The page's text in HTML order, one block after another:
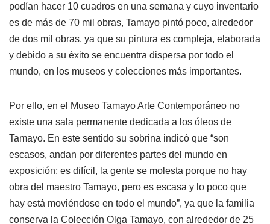
podían hacer 10 cuadros en una semana y cuyo inventario
es de más de 70 mil obras, Tamayo pintó poco, alrededor
de dos mil obras, ya que su pintura es compleja, elaborada
y debido a su éxito se encuentra dispersa por todo el
mundo, en los museos y colecciones más importantes.
Por ello, en el Museo Tamayo Arte Contemporáneo no
existe una sala permanente dedicada a los óleos de
Tamayo. En este sentido su sobrina indicó que “son
escasos, andan por diferentes partes del mundo en
exposición; es difícil, la gente se molesta porque no hay
obra del maestro Tamayo, pero es escasa y lo poco que
hay está moviéndose en todo el mundo”, ya que la familia
conserva la Colección Olga Tamayo, con alrededor de 25